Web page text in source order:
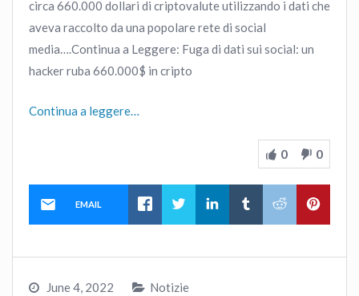
circa 660.000 dollari di criptovalute utilizzando i dati che
aveva raccolto da una popolare rete di social
media….Continua a Leggere: Fuga di dati sui social: un
hacker ruba 660.000$ in cripto
Continua a leggere…
0 0
EMAIL
June 4, 2022 Notizie